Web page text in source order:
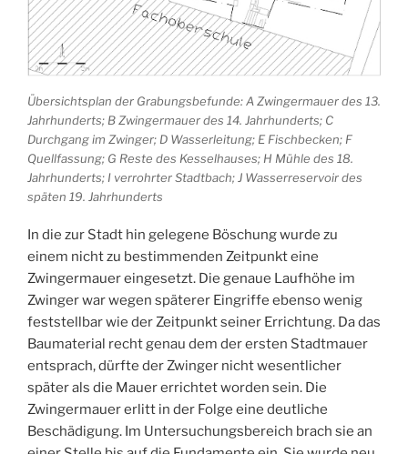
Übersichtsplan der Grabungsbefunde: A Zwingermauer des 13.
Jahrhunderts; B Zwingermauer des 14. Jahrhunderts; C
Durchgang im Zwinger; D Wasserleitung; E Fischbecken; F
Quellfassung; G Reste des Kesselhauses; H Mühle des 18.
Jahrhunderts; I verrohrter Stadtbach; J Wasserreservoir des
späten 19. Jahrhunderts
In die zur Stadt hin gelegene Böschung wurde zu
einem nicht zu bestimmenden Zeitpunkt eine
Zwingermauer eingesetzt. Die genaue Laufhöhe im
Zwinger war wegen späterer Eingriffe ebenso wenig
feststellbar wie der Zeitpunkt seiner Errichtung. Da das
Baumaterial recht genau dem der ersten Stadtmauer
entsprach, dürfte der Zwinger nicht wesentlicher
später als die Mauer errichtet worden sein. Die
Zwingermauer erlitt in der Folge eine deutliche
Beschädigung. Im Untersuchungsbereich brach sie an